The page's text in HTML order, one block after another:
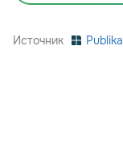
Источник Publika